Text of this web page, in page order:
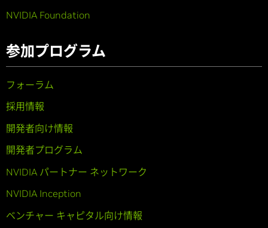
NVIDIA Foundation
参加プログラム
フォーラム
採用情報
開発者向け情報
開発者プログラム
NVIDIA パートナー ネットワーク
NVIDIA Inception
ベンチャー キャピタル向け情報